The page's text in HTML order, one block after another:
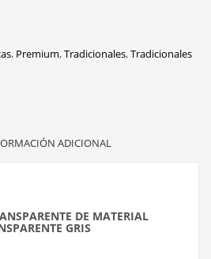
, Premium,Tradicionales,Tradicionales
ADICIONAL
DE MATERIAL
GRIS